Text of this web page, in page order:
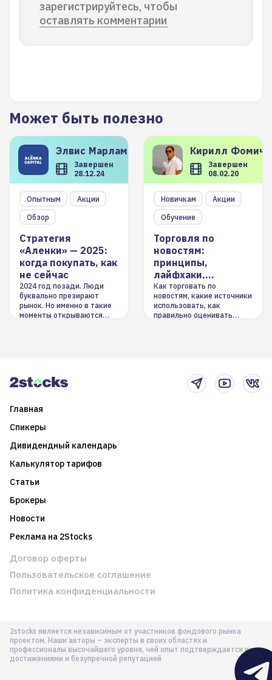
зарегистрируйтесь, чтобы
оставлять комментарии
Может быть полезно
Элвис Марламов
Завершен
28.12.24
Опытным
Акции
Обзор
Стратегия
«Аленки» — 2025:
когда покупать, как
не сейчас
2024 год позади. Люди
буквально презирают
рынок. Но именно в такие
моменты открываются
Кирилл
Завершен
08.02.20
Новичкам
Акции
Обучение
Торговля по
новостям:
принципы,
лайфхаки,
инструменты
Как торговать по
новостям, какие источники
использовать, как
правильно оценивать
Главная
Спикеры
Дивидендный календарь
Калькулятор тарифов
Статьи
Брокеры
Новости
Реклама на 2Stocks
2stocks является независимым от участников фондового рынка
проектом. Наши авторы – эксперты в своих областях и
профессионалы высочайшего уровня, чей опыт подтверждается их
достижениями и безупречной репутацией
Договор оферты
Пользовательское соглашение
Политика конфиденциальности